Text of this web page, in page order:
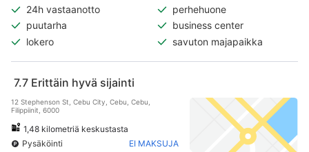
24h vastaanotto
perhehuone
puutarha
business center
lokero
savuton majapaikka
7.7 Erittäin hyvä sijainti
12 Stephenson St, Cebu City, Cebu, Cebu,
Filippiinit, 6000
1,48 kilometriä keskustasta
Pysäköinti
EI MAKSUJA